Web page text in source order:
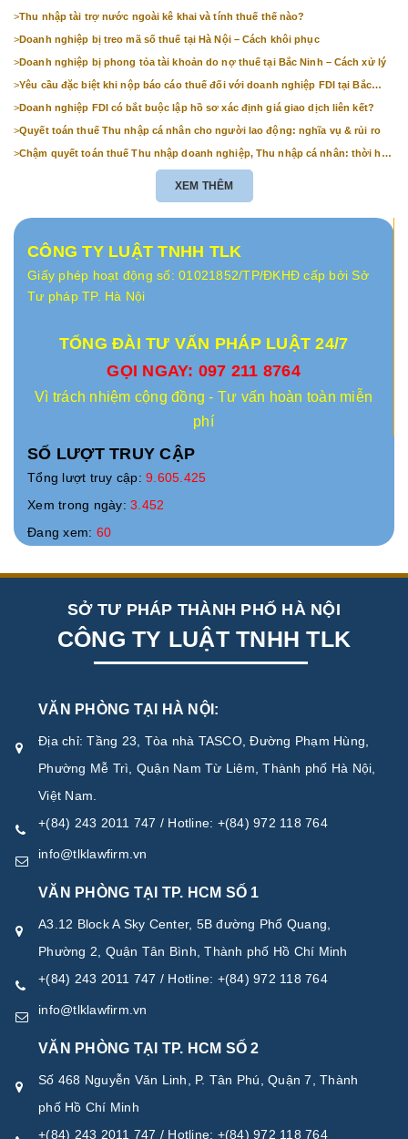
>Thu nhập tài trợ nước ngoài kê khai và tính thuế thế nào?
>Doanh nghiệp bị treo mã số thuế tại Hà Nội – Cách khôi phục
>Doanh nghiệp bị phong tỏa tài khoản do nợ thuế tại Bắc Ninh – Cách xử lý
>Yêu cầu đặc biệt khi nộp báo cáo thuế đối với doanh nghiệp FDI tại Bắc
>Doanh nghiệp FDI có bắt buộc lập hồ sơ xác định giá giao dịch liên kết?
>Quyết toán thuế Thu nhập cá nhân cho người lao động: nghĩa vụ & rủi ro
>Chậm quyết toán thuế Thu nhập doanh nghiệp, Thu nhập cá nhân: thời hạn
XEM THÊM
CÔNG TY LUẬT TNHH TLK
Giấy phép hoạt động số: 01021852/TP/ĐKHĐ cấp bởi Sở
Tư pháp TP. Hà Nội
TỔNG ĐÀI TƯ VẤN PHÁP LUẬT 24/7
GỌI NGAY: 097 211 8764
Vì trách nhiệm cộng đồng - Tư vấn hoàn toàn miễn
phí
SỐ LƯỢT TRUY CẬP
Tổng lượt truy cập: 9.605.425
Xem trong ngày: 3.452
Đang xem: 60
SỞ TƯ PHÁP THÀNH PHỐ HÀ NỘI
CÔNG TY LUẬT TNHH TLK
VĂN PHÒNG TẠI HÀ NỘI:
Địa chỉ: Tầng 23, Tòa nhà TASCO, Đường Phạm Hùng,
Phường Mễ Trì, Quận Nam Từ Liêm, Thành phố Hà Nội,
Việt Nam.
+(84) 243 2011 747 / Hotline: +(84) 972 118 764
info@tlklawfirm.vn
VĂN PHÒNG TẠI TP. HCM SỐ 1
A3.12 Block A Sky Center, 5B đường Phổ Quang,
Phường 2, Quận Tân Bình, Thành phố Hồ Chí Minh
+(84) 243 2011 747 / Hotline: +(84) 972 118 764
info@tlklawfirm.vn
VĂN PHÒNG TẠI TP. HCM SỐ 2
Số 468 Nguyễn Văn Linh, P. Tân Phú, Quận 7, Thành
phố Hồ Chí Minh
+(84) 243 2011 747 / Hotline: +(84) 972 118 764